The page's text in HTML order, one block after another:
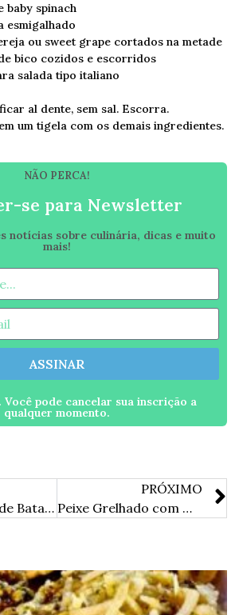
baby spinach
esmigalhado
ou sweet grape cortados na metade
bico cozidos e escorridos
salada tipo italiano
al dente, sem sal. Escorra.
um tigela com os demais ingredientes.
NÃO PERCA!
se para Newsletter
notícias sobre culinária, dicas e muito
mais!
ASSINAR
Você pode cancelar sua inscrição a
qualquer momento.
Salada Morna de Batata-Doce
PRÓXIMO
Peixe Grelhado com Molho de Acerola